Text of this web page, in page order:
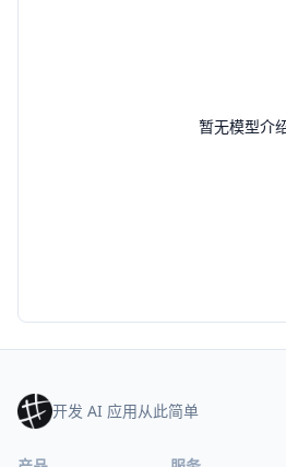
暂无模型介
开发 AI 应用从此简单